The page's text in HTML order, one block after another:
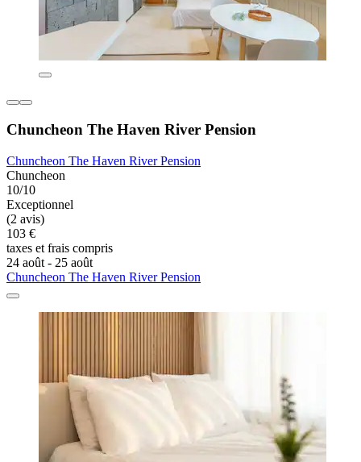
Chuncheon The Haven River Pension
Chuncheon The Haven River Pension
Chuncheon
10/10
Exceptionnel
(2 avis)
103 €
taxes et frais compris
24 août - 25 août
Chuncheon The Haven River Pension